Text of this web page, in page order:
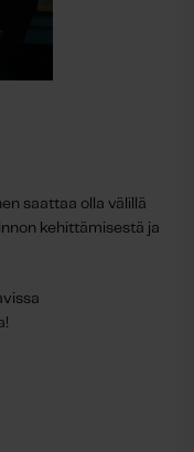
saattaa olla välillä
kehittämisestä ja